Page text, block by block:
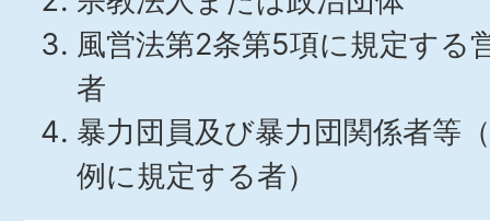
風営法第2条第5項に規定する
者
暴力団員及び暴力団関係者等
例に規定する者）